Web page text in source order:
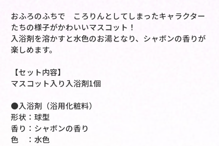
おふろのふちで ころりんとしてしまったキャラクター
たちの様子がかわいいマスコット！
入浴剤を溶かすと水色のお湯となり、シャボンの香りが
楽しめます。
【セット内容】
マスコット入り入浴剤1個
●入浴剤（浴用化粧料）
形状：球型
香り：シャボンの香り
色 ：水色